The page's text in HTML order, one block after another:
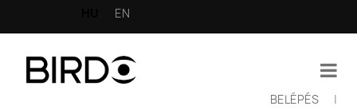
EN
BELÉPÉS |